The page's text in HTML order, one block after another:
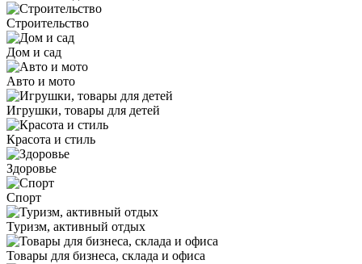
Строительство
Дом и сад
Авто и мото
Игрушки, товары для детей
Красота и стиль
Здоровье
Спорт
Туризм, активный отдых
Товары для бизнеса, склада и офиса